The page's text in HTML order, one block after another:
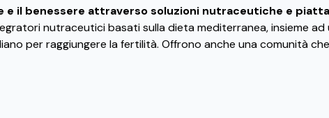
e il benessere attraverso soluzioni nutraceutiche e
nutraceutici basati sulla dieta mediterranea, insieme
per raggiungere la fertilità. Offrono anche una comunità